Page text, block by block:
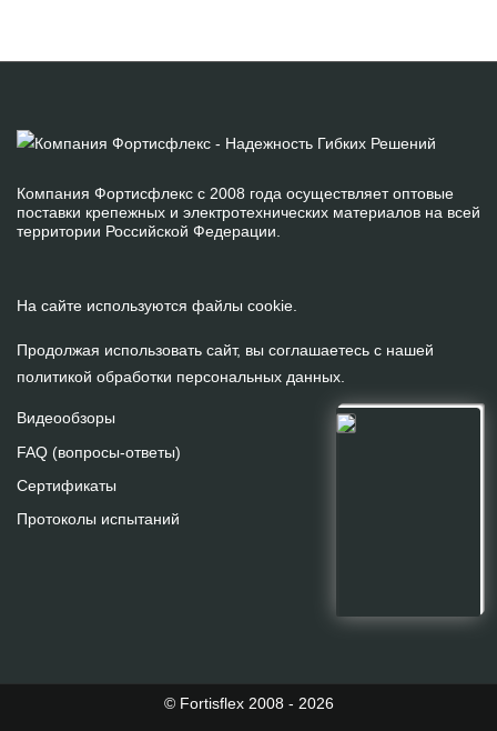
обработку персональных данных.
Компания Фортисфлекс с 2008 года осуществляет оптовые
поставки крепежных и электротехнических материалов на всей
территории Российской Федерации.
На сайте используются файлы cookie.
Продолжая использовать сайт, вы соглашаетесь с нашей
политикой обработки персональных данных.
Видеообзоры
FAQ (вопросы-ответы)
Сертификаты
Протоколы испытаний
© Fortisflex 2008 - 2026